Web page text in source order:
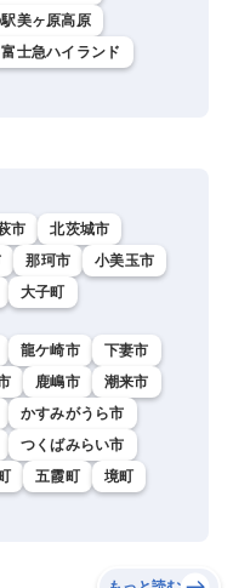
美ヶ原高原
富士急ハイランド
市
北茨城市
那珂市
小美玉市
大子町
龍ケ崎市
下妻市
鹿嶋市
潮来市
かすみがうら市
つくばみらい市
五霞町
境町